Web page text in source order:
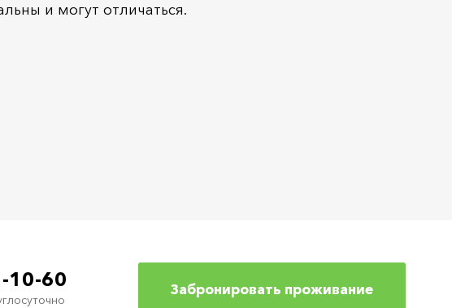
и могут отличаться.
10-60 Забронировать проживание